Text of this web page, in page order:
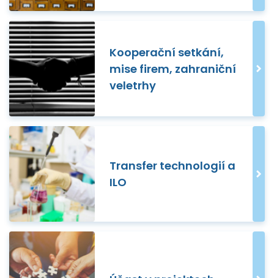
Kooperační setkání,
mise firem, zahraniční
veletrhy
Transfer technologií a
ILO